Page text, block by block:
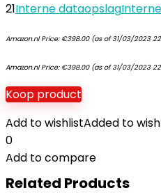
21Interne dataopslag
Amazon.nl Price: €398.00(as of 31/03/2023
Amazon.nl Price: €398.00(as of 31/03/2023
Koop product
Add to wishlistAdded to
0
Add to compare
Related Products